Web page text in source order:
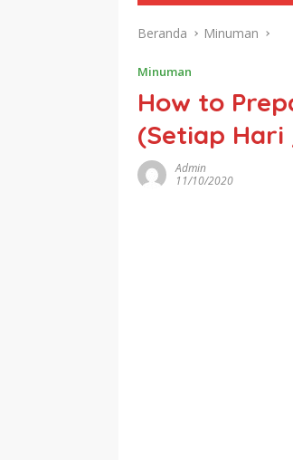
Beranda Minuman
Minuman
How to
(Setiap
Admin
11/10/2020